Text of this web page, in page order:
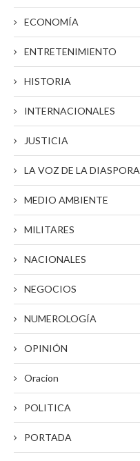
ECONOMÍA
ENTRETENIMIENTO
HISTORIA
INTERNACIONALES
JUSTICIA
LA VOZ DE LA DIASPORA
MEDIO AMBIENTE
MILITARES
NACIONALES
NEGOCIOS
NUMEROLOGÍA
OPINIÓN
Oracion
POLITICA
PORTADA